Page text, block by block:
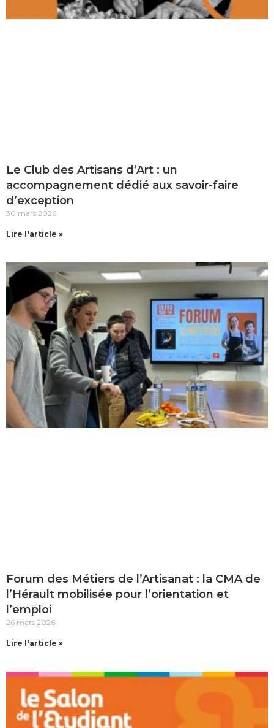
Le Club des Artisans d’Art : un
accompagnement dédié aux savoir-faire
d’exception
30 mars 2026
Lire l'article »
Forum des Métiers de l’Artisanat : la CMA de
l’Hérault mobilisée pour l’orientation et
l’emploi
26 mars 2026
Lire l'article »